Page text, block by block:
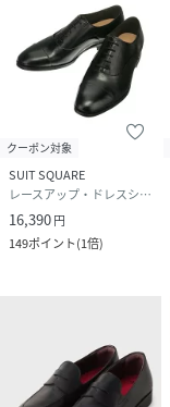
クーポン対象
SUIT SQUARE
レースアップ・ドレスシューズ
16,390円
149ポイント(1倍)